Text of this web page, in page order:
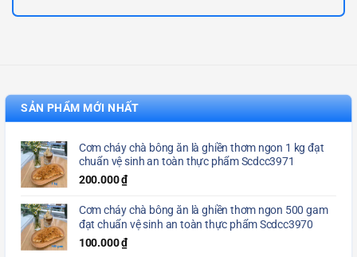
SẢN PHẨM MỚI NHẤT
Cơm cháy chà bông ăn là ghiền thơm ngon 1 kg đạt
chuẩn vệ sinh an toàn thực phẩm Scdcc3971
200.000₫
Cơm cháy chà bông ăn là ghiền thơm ngon 500 gam
đạt chuẩn vệ sinh an toàn thực phẩm Scdcc3970
100.000₫